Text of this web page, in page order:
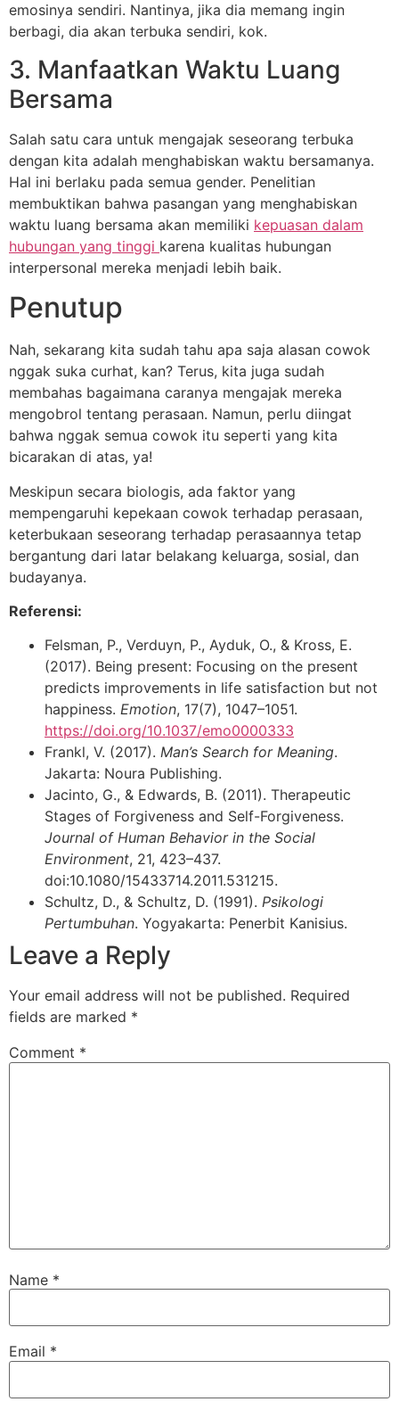
emosinya sendiri. Nantinya, jika dia memang ingin
berbagi, dia akan terbuka sendiri, kok.
3. Manfaatkan Waktu Luang
Bersama
Salah satu cara untuk mengajak seseorang terbuka
dengan kita adalah menghabiskan waktu bersamanya.
Hal ini berlaku pada semua gender. Penelitian
membuktikan bahwa pasangan yang menghabiskan
waktu luang bersama akan memiliki kepuasan dalam
hubungan yang tinggi karena kualitas hubungan
interpersonal mereka menjadi lebih baik.
Penutup
Nah, sekarang kita sudah tahu apa saja alasan cowok
nggak suka curhat, kan? Terus, kita juga sudah
membahas bagaimana caranya mengajak mereka
mengobrol tentang perasaan. Namun, perlu diingat
bahwa nggak semua cowok itu seperti yang kita
bicarakan di atas, ya!
Meskipun secara biologis, ada faktor yang
mempengaruhi kepekaan cowok terhadap perasaan,
keterbukaan seseorang terhadap perasaannya tetap
bergantung dari latar belakang keluarga, sosial, dan
budayanya.
Referensi:
Felsman, P., Verduyn, P., Ayduk, O., & Kross, E.
(2017). Being present: Focusing on the present
predicts improvements in life satisfaction but not
happiness. Emotion, 17(7), 1047–1051.
https://doi.org/10.1037/emo0000333
Frankl, V. (2017). Man’s Search for Meaning.
Jakarta: Noura Publishing.
Jacinto, G., & Edwards, B. (2011). Therapeutic
Stages of Forgiveness and Self-Forgiveness.
Journal of Human Behavior in the Social
Environment, 21, 423–437.
doi:10.1080/15433714.2011.531215.
Schultz, D., & Schultz, D. (1991). Psikologi
Pertumbuhan. Yogyakarta: Penerbit Kanisius.
Leave a Reply
Your email address will not be published. Required
fields are marked *
Comment *
Name *
Email *